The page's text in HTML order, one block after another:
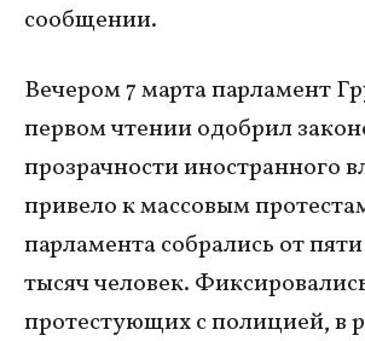
сообщении.
Вечером 7 марта парламент
первом чтении одобрил
прозрачности иностранного
привело к массовым
парламента собрались от
тысяч человек.
протестующих с полицией, в